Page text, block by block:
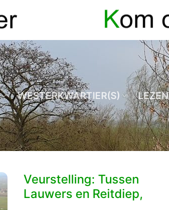
WESTERKWARTIER(S) LEZEN
Veurstelling: Tussen
Lauwers en Reitdiep,